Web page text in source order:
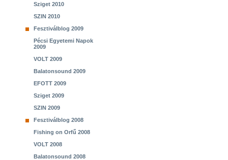
Sziget 2010
SZIN 2010
Fesztiválblog 2009
Pécsi Egyetemi Napok
2009
VOLT 2009
Balatonsound 2009
EFOTT 2009
Sziget 2009
SZIN 2009
Fesztiválblog 2008
Fishing on Orfű 2008
VOLT 2008
Balatonsound 2008